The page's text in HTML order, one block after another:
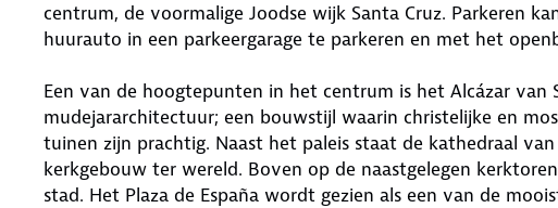
centrum, de voormalige Joodse wijk Santa Cruz. Parkeren
huurauto in een parkeergarage te parkeren en met het
Een van de hoogtepunten in het centrum is het Alcázar van
mudejararchitectuur; een bouwstijl waarin christelijke en
tuinen zijn prachtig. Naast het paleis staat de kathedraal
kerkgebouw ter wereld. Boven op de naastgelegen
stad. Het Plaza de España wordt gezien als een van de